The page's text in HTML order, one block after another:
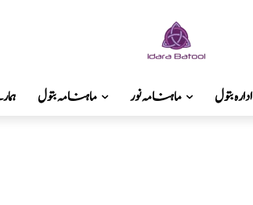
ماہنامہ بتول ماہنامہ نور ادارہ بتول